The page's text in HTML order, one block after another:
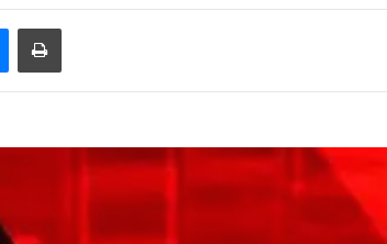
MessengerPrintoje
Behrami: VV-ja dhe Albin Kurti janë të
bindur që qytetarët e Kosovës janë
analfabetë funksionalë